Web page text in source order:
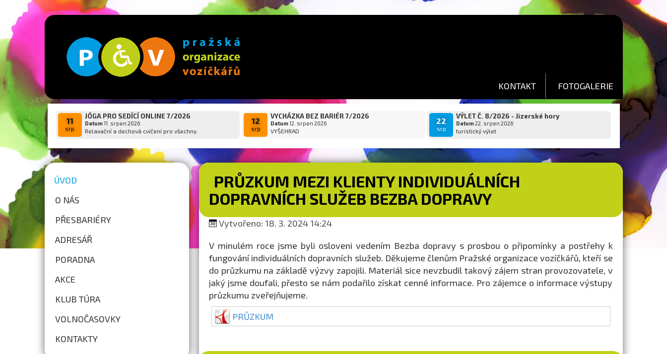
KONTAKT FOTOGALERIE
11
srp
JÓGA PRO SEDÍCÍ ONLINE 7/2026
Datum11. srpen 2026
Relaxační a dechová cvičení pro všechny.
12
srp
VYCHÁZKA BEZ BARIÉR 7/2026
Datum12. srpen 2026
VYŠEHRAD
22
srp
VÝLET Č. 8/2026 - Jizerské hory
Datum22. srpen 2026
turistický výlet
ÚVOD
O NÁS
PŘESBARIÉRY
ADRESÁŘ
PORADNA
AKCE
KLUB TÚRA
VOLNOČASOVKY
KONTAKTY
PRŮZKUM MEZI KLIENTY INDIVIDUÁLNÍCH
DOPRAVNÍCH SLUŽEB BEZBA DOPRAVY
Vytvořeno: 18. 3. 2024 14:24
V minulém roce jsme byli osloveni vedením Bezba dopravy s prosbou o připomínky a postřehy k
fungování individuálních dopravních služeb. Děkujeme členům Pražské organizace vozíčkářů, kteří se
do průzkumu na základě výzvy zapojili. Materiál sice nevzbudil takový zájem stran provozovatele, v
jaký jsme doufali, přesto se nám podařilo získat cenné informace. Pro zájemce o informace výstupy
průzkumu zveřejňujeme.
PRŮZKUM